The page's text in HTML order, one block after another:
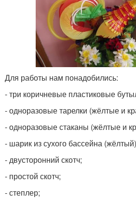
Для работы нам понадобились:
- три коричневые пластиковые
- одноразовые тарелки (жёлтые и
- одноразовые стаканы (жёлтые и
- шарик из сухого бассейна
- двусторонний скотч;
- простой скотч;
- степлер;